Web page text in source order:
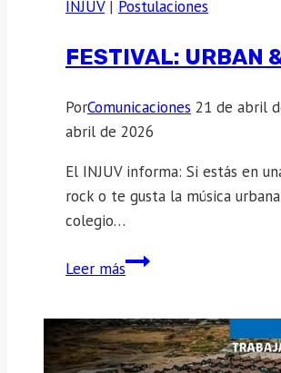
INJUV| Postulaciones
FESTIVAL: URBAN
PorComunicaciones 21 de abril
abril de 2026
El INJUV informa: Si estás en
rock o te gusta la música
colegio…
Leer másFestival:
Rock!!!